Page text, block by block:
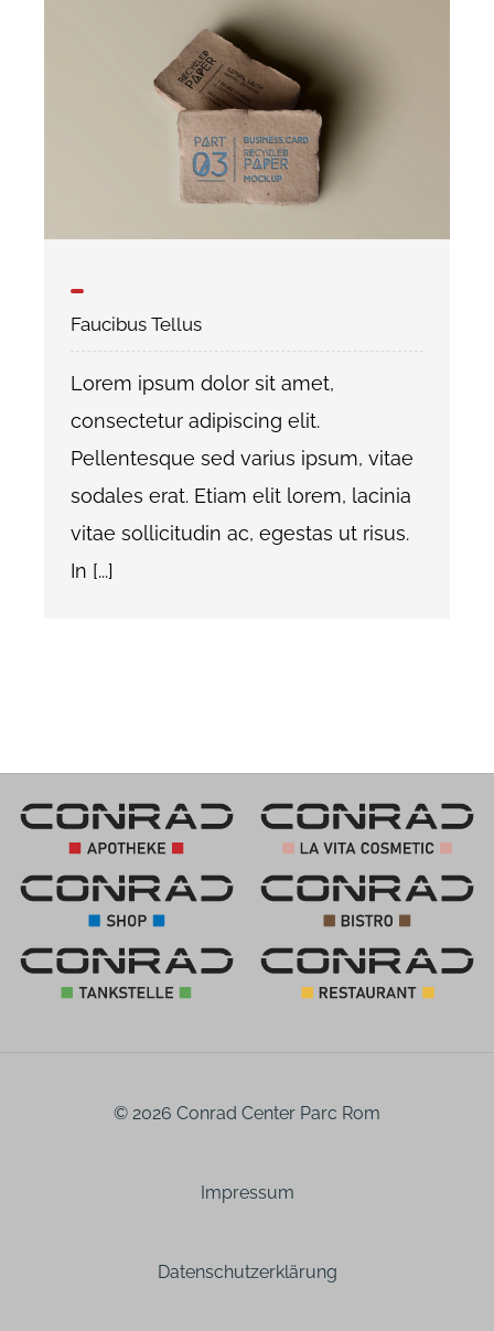
Faucibus Tellus
Lorem ipsum dolor sit amet,
consectetur adipiscing elit.
Pellentesque sed varius ipsum, vitae
sodales erat. Etiam elit lorem, lacinia
vitae sollicitudin ac, egestas ut risus.
In [...]
© 2026 Conrad Center Parc Rom
Impressum
Datenschutzerklärung